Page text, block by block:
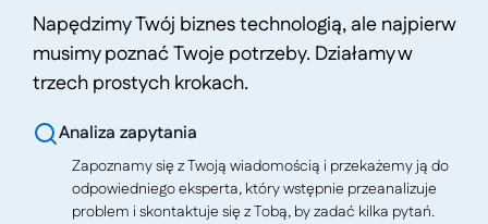
Napędzimy Twój biznes technologią, ale najpierw
musimy poznać Twoje potrzeby. Działamy w
trzech prostych krokach.
Analiza zapytania
Zapoznamy się z Twoją wiadomością i przekażemy ją do
odpowiedniego eksperta, który wstępnie przeanalizuje
problem i skontaktuje się z Tobą, by zadać kilka pytań.